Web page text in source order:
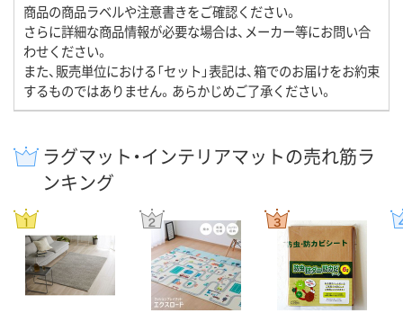
商品の商品ラベルや注意書きをご確認ください。
さらに詳細な商品情報が必要な場合は、メーカー等にお問い合
わせください。
また、販売単位における「セット」表記は、箱でのお届けをお約束
するものではありません。あらかじめご了承ください。
ラグマット・インテリアマットの売れ筋ラ
ンキング